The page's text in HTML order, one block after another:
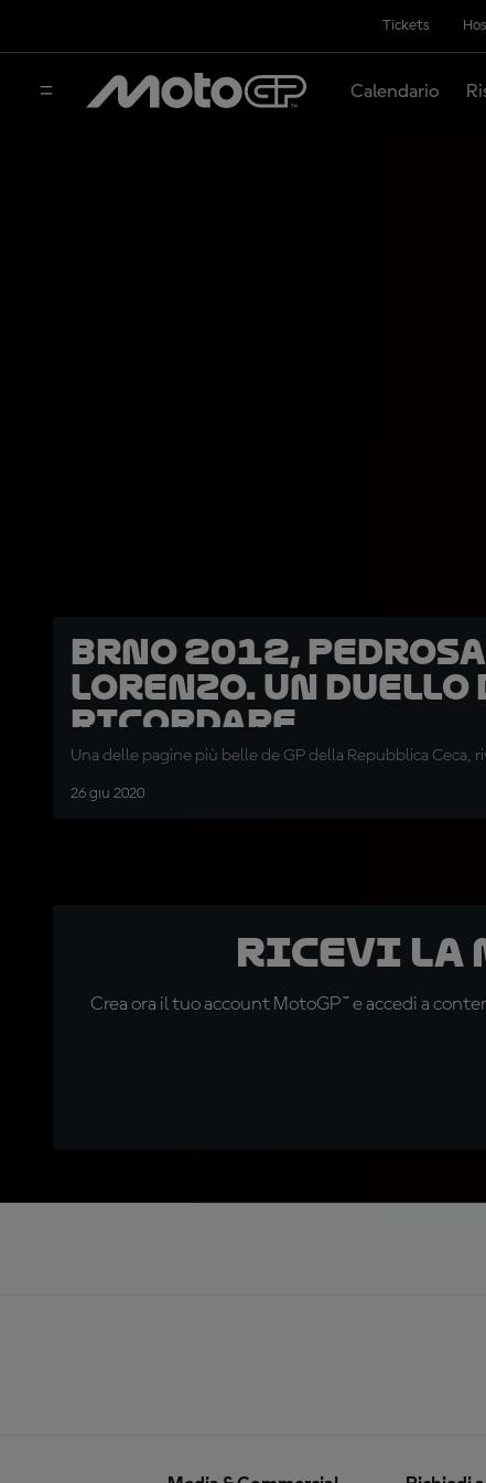
Tickets
Calendario
Brno 2012,
Lorenzo. Un duello
ricordare
Una delle pagine più belle de GP della Repubblica Ceca,
26 giu 2020
Ricevi la
Crea ora il tuo account MotoGP™ e accedi a